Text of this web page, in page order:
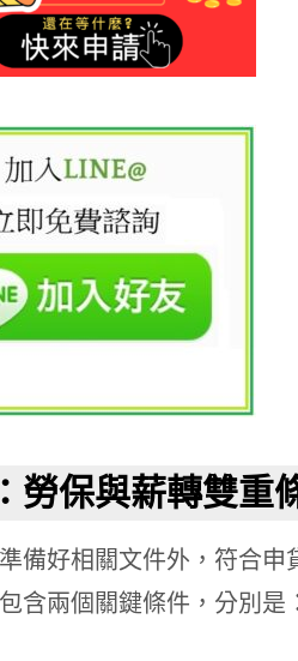
勞保與薪轉雙重
備好相關文件外，符合申
含兩個關鍵條件，分別是